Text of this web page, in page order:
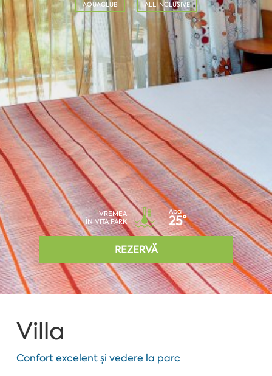
AQUACLUB ALL INCLUSIVE
VREMEA
ÎN VITA PARK
Apa
25°
REZERVĂ
Villa
Confort excelent și vedere la parc